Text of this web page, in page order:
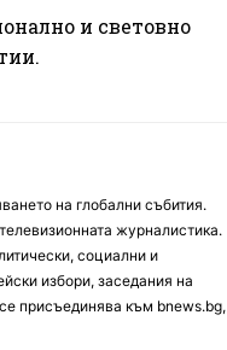
и световно
на глобални събития.
журналистика.
социални и
избори, заседания на
присъединява към bnews.bg,